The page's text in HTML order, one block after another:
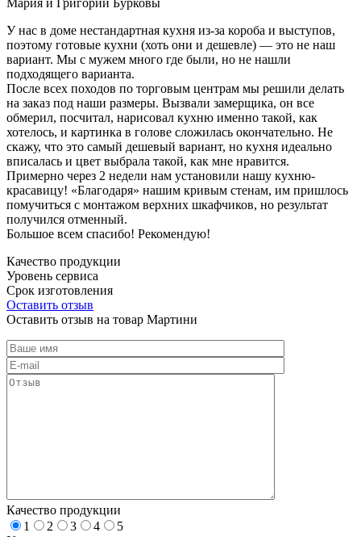
У нас в доме нестандартная кухня из-за короба и выступов,
поэтому готовые кухни (хоть они и дешевле) — это не наш
вариант. Мы с мужем много где были, но не нашли
подходящего варианта.
После всех походов по торговым центрам мы решили делать
на заказ под наши размеры. Вызвали замерщика, он все
обмерил, посчитал, нарисовал кухню именно такой, как
хотелось, и картинка в голове сложилась окончательно. Не
скажу, что это самый дешевый вариант, но кухня идеально
вписалась и цвет выбрала такой, как мне нравится.
Примерно через 2 недели нам установили нашу кухню-
красавицу! «Благодаря» нашим кривым стенам, им пришлось
помучиться с монтажом верхних шкафчиков, но результат
получился отменный.
Большое всем спасибо! Рекомендую!
Качество продукции
Уровень сервиса
Срок изготовления
Оставить отзыв
Оставить отзыв на товар Мартини
Качество продукции
1
2 3 4
5